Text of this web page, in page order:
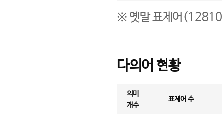
※ 옛말 표제어(12810
다의어 현황
의미
개수
표제어 수